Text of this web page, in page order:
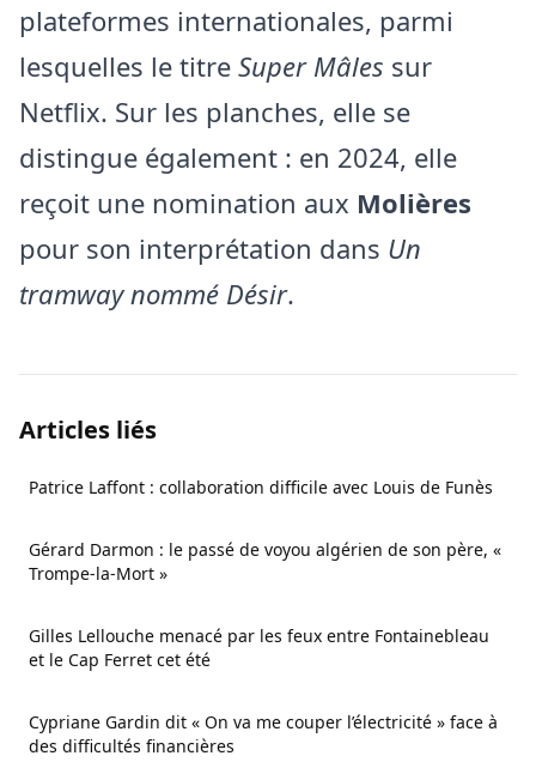
plateformes internationales, parmi
lesquelles le titre Super Mâles sur
Netflix. Sur les planches, elle se
distingue également : en 2024, elle
reçoit une nomination aux Molières
pour son interprétation dans Un
tramway nommé Désir.
Articles liés
Patrice Laffont : collaboration difficile avec Louis de Funès
Gérard Darmon : le passé de voyou algérien de son père, «
Trompe‑la‑Mort »
Gilles Lellouche menacé par les feux entre Fontainebleau
et le Cap Ferret cet été
Cypriane Gardin dit « On va me couper l’électricité » face à
des difficultés financières